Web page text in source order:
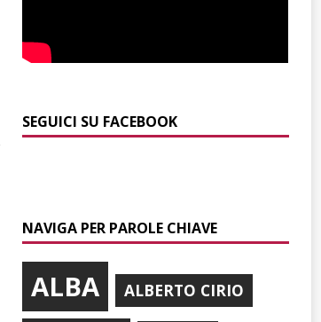
SEGUICI SU FACEBOOK
NAVIGA PER PAROLE CHIAVE
ALBA ALBERTO CIRIO